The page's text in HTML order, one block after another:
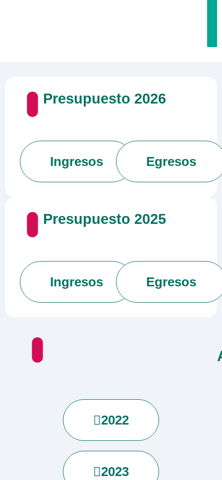
Presupuesto 2026
Ingresos Egresos
Presupuesto 2025
Ingresos Egresos
2022
2023